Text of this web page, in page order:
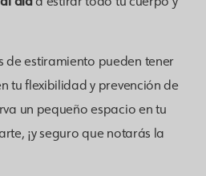
de estiramiento pueden tener
tu flexibilidad y prevención de
un pequeño espacio en tu
¡y seguro que notarás la